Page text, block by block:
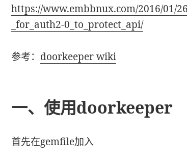
https://www.embbnux.com/2016/01/
_for_auth2-0_to_protect_api/
参考： doorkeeper wiki
一、使用doorkeeper
首先在gemfile加入